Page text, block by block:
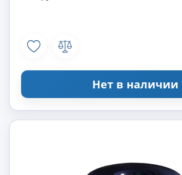
Нет в наличии